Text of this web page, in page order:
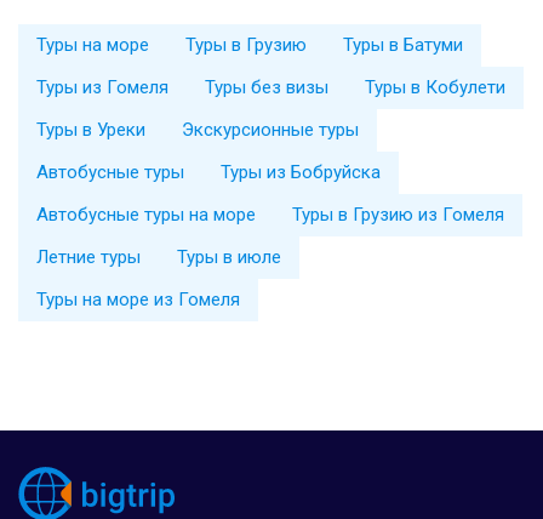
Туры на море Туры в Грузию
Туры в Батуми
Туры из Гомеля
Туры без визы
Туры в Кобулети
Туры в Уреки
Экскурсионные туры
Автобусные туры
Туры из Бобруйска
Автобусные туры на море
Туры в Грузию из Гомеля
Летние туры
Туры в июле
Туры на море из Гомеля